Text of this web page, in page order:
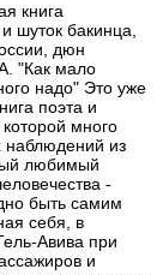
книга
шуток бакинца,
дюн
"Как мало
надо" Это уже
поэта и
много
наблюдений из
любимый
-
быть самим
себя, в
Авива при
и